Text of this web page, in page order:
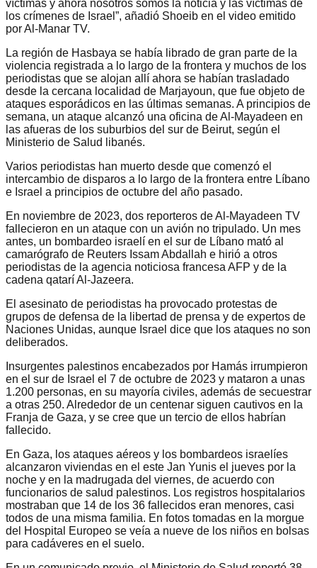
víctimas y ahora nosotros somos la noticia y las víctimas de
los crímenes de Israel”, añadió Shoeib en el video emitido
por Al-Manar TV.
La región de Hasbaya se había librado de gran parte de la
violencia registrada a lo largo de la frontera y muchos de los
periodistas que se alojan allí ahora se habían trasladado
desde la cercana localidad de Marjayoun, que fue objeto de
ataques esporádicos en las últimas semanas. A principios de
semana, un ataque alcanzó una oficina de Al-Mayadeen en
las afueras de los suburbios del sur de Beirut, según el
Ministerio de Salud libanés.
Varios periodistas han muerto desde que comenzó el
intercambio de disparos a lo largo de la frontera entre Líbano
e Israel a principios de octubre del año pasado.
En noviembre de 2023, dos reporteros de Al-Mayadeen TV
fallecieron en un ataque con un avión no tripulado. Un mes
antes, un bombardeo israelí en el sur de Líbano mató al
camarógrafo de Reuters Issam Abdallah e hirió a otros
periodistas de la agencia noticiosa francesa AFP y de la
cadena qatarí Al-Jazeera.
El asesinato de periodistas ha provocado protestas de
grupos de defensa de la libertad de prensa y de expertos de
Naciones Unidas, aunque Israel dice que los ataques no son
deliberados.
Insurgentes palestinos encabezados por Hamás irrumpieron
en el sur de Israel el 7 de octubre de 2023 y mataron a unas
1.200 personas, en su mayoría civiles, además de secuestrar
a otras 250. Alrededor de un centenar siguen cautivos en la
Franja de Gaza, y se cree que un tercio de ellos habrían
fallecido.
En Gaza, los ataques aéreos y los bombardeos israelíes
alcanzaron viviendas en el este Jan Yunis el jueves por la
noche y en la madrugada del viernes, de acuerdo con
funcionarios de salud palestinos. Los registros hospitalarios
mostraban que 14 de los 36 fallecidos eran menores, casi
todos de una misma familia. En fotos tomadas en la morgue
del Hospital Europeo se veía a nueve de los niños en bolsas
para cadáveres en el suelo.